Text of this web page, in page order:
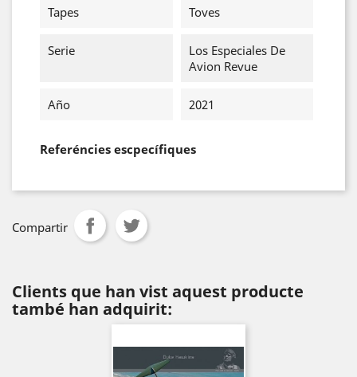
Tapes Toves
Serie
Los Especiales De
Avion Revue
Año 2021
Referéncies escpecífiques
Compartir
Clients que han vist aquest producte
també han adquirit: